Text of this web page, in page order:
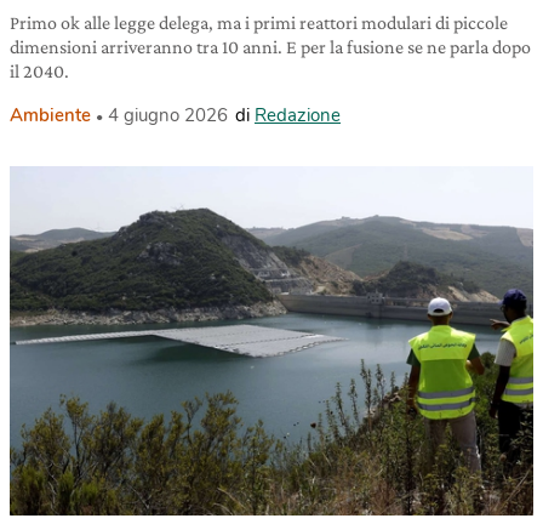
Primo ok alle legge delega, ma i primi reattori modulari di piccole
dimensioni arriveranno tra 10 anni. E per la fusione se ne parla dopo
il 2040.
Ambiente 4 giugno 2026 di Redazione